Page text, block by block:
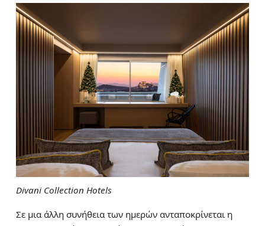
Divani Collection Hotels
Σε μια άλλη συνήθεια των ημερών ανταποκρίνεται η